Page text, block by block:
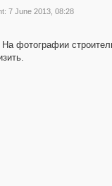
7 June 2013, 08:28
фотографии